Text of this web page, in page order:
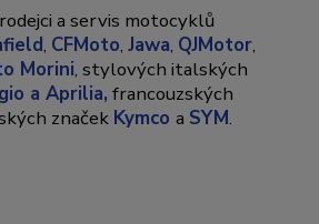
a servis motocyklů
, CFMoto,Jawa, QJMotor,
Morini, stylových italských
a Aprilia, francouzských
značek Kymcoa SYM.